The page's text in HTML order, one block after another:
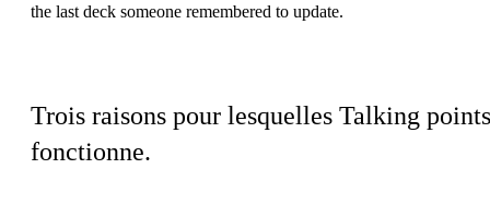
the last deck someone remembered to update.
Trois raisons pour lesquelles Talking points
fonctionne.